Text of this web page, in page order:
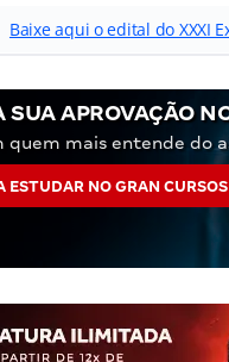
Baixe aqui o edital do XXXI
SUA APROVAÇÃO
quem mais entende do
ESTUDAR NO GRAN CURSOS